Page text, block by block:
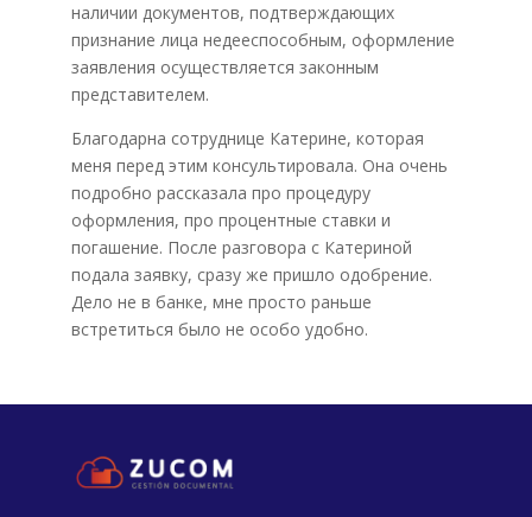
наличии документов, подтверждающих
признание лица недееспособным, оформление
заявления осуществляется законным
представителем.
Благодарна сотруднице Катерине, которая
меня перед этим консультировала. Она очень
подробно рассказала про процедуру
оформления, про процентные ставки и
погашение. После разговора с Катериной
подала заявку, сразу же пришло одобрение.
Дело не в банке, мне просто раньше
встретиться было не особо удобно.